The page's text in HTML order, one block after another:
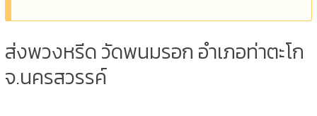
ส่งพวงหรีด วัดพนมรอก อำเภอท่าตะโก
จ.นครสวรรค์